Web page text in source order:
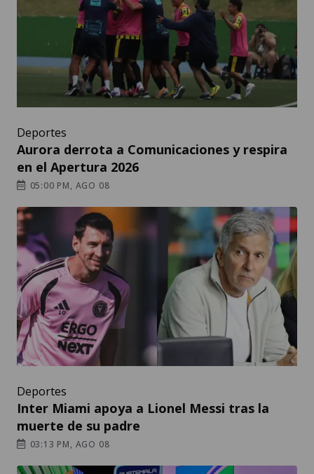
Deportes
Aurora derrota a Comunicaciones y respira
en el Apertura 2026
05:00 PM, AGO 08
Deportes
Inter Miami apoya a Lionel Messi tras la
muerte de su padre
03:13 PM, AGO 08